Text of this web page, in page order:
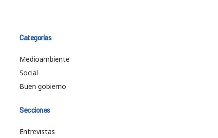
Categorías
Medioambiente
Social
Buen gobierno
Secciones
Entrevistas